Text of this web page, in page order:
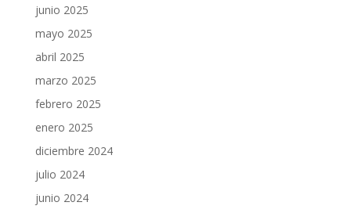
junio 2025
mayo 2025
abril 2025
marzo 2025
febrero 2025
enero 2025
diciembre 2024
julio 2024
junio 2024